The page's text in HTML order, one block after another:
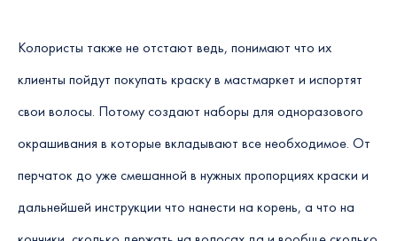
Колористы также не отстают ведь, понимают что их
клиенты пойдут покупать краску в мастмаркет и испортят
свои волосы. Потому создают наборы для одноразового
окрашивания в которые вкладывают все необходимое. От
перчаток до уже смешанной в нужных пропорциях краски и
дальнейшей инструкции что нанести на корень, а что на